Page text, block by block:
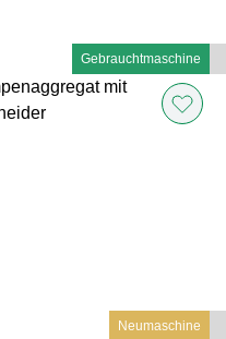
Gebrauchtmaschine
Neumaschine